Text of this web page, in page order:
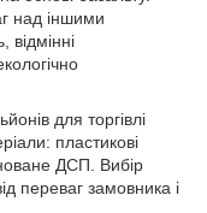
над іншими
відмінні
для торгівлі
пластикові
ДСП. Вибір
переваг замовника і